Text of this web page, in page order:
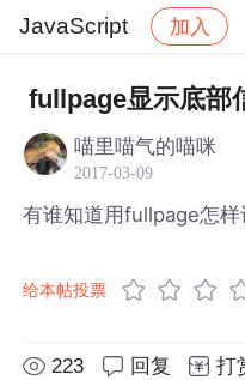
JavaScript 加入
社区 JavaScript
fullpage显示底部
喵里喵气的喵咪
2017-03-09
有谁知道用fullpage怎
给本帖投票
223 回复 打